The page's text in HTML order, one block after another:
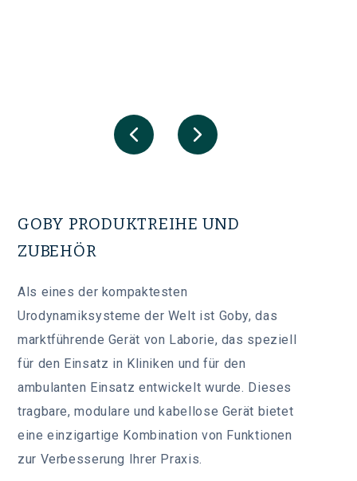
GOBY PRODUKTREIHE UND
ZUBEHÖR
Als eines der kompaktesten
Urodynamiksysteme der Welt ist Goby, das
marktführende Gerät von Laborie, das speziell
für den Einsatz in Kliniken und für den
ambulanten Einsatz entwickelt wurde. Dieses
tragbare, modulare und kabellose Gerät bietet
eine einzigartige Kombination von Funktionen
zur Verbesserung Ihrer Praxis.